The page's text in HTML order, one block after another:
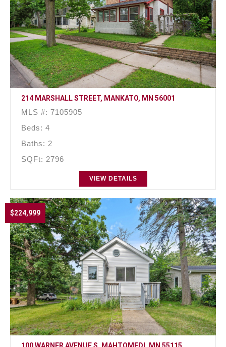
214 MARSHALL STREET, MANKATO, MN 56001
MLS #: 7105905
Beds: 4
Baths: 2
SQFt: 2796
VIEW DETAILS
$224,999